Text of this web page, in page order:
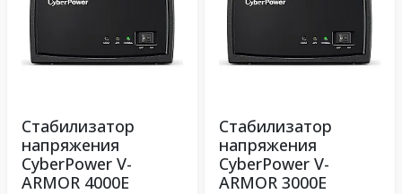
Стабилизатор
напряжения
CyberPower V-
ARMOR 4000E
Стабилизатор
напряжения
CyberPower V-
ARMOR 3000E